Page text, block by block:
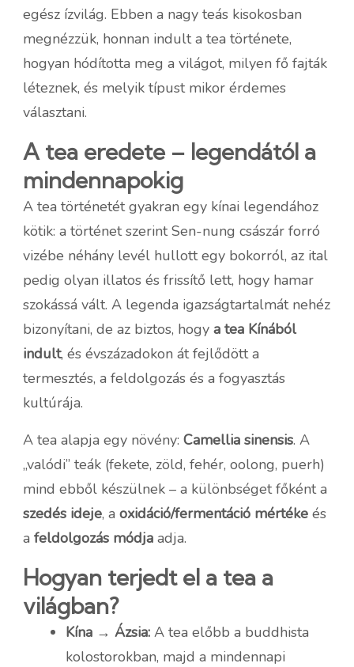
egész ízvilág. Ebben a nagy teás kisokosban
megnézzük, honnan indult a tea története,
hogyan hódította meg a világot, milyen fő fajták
léteznek, és melyik típust mikor érdemes
választani.
A tea eredete – legendától a
mindennapokig
A tea történetét gyakran egy kínai legendához
kötik: a történet szerint Sen-nung császár forró
vizébe néhány levél hullott egy bokorról, az ital
pedig olyan illatos és frissítő lett, hogy hamar
szokássá vált. A legenda igazságtartalmát nehéz
bizonyítani, de az biztos, hogy a tea Kínából
indult, és évszázadokon át fejlődött a
termesztés, a feldolgozás és a fogyasztás
kultúrája.
A tea alapja egy növény: Camellia sinensis. A
„valódi” teák (fekete, zöld, fehér, oolong, puerh)
mind ebből készülnek – a különbséget főként a
szedés ideje, a oxidáció/fermentáció mértéke és
a feldolgozás módja adja.
Hogyan terjedt el a tea a
világban?
Kína → Ázsia: A tea előbb a buddhista
kolostorokban, majd a mindennapi